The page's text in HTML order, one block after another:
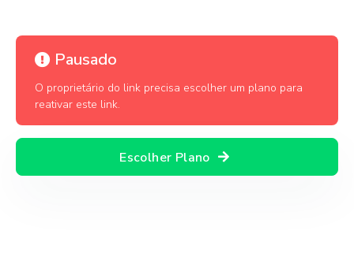
Pausado
O proprietário do link precisa escolher um plano para
reativar este link.
Escolher Plano